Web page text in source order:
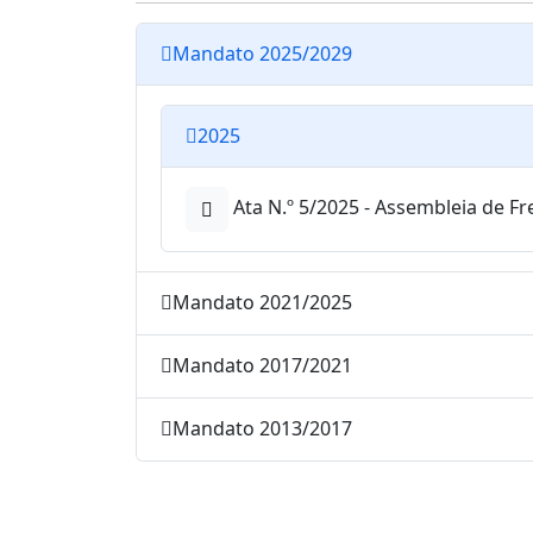
Mandato 2025/2029
2025
Ata N.º 5/2025 - Assembleia de
Mandato 2021/2025
Mandato 2017/2021
Mandato 2013/2017